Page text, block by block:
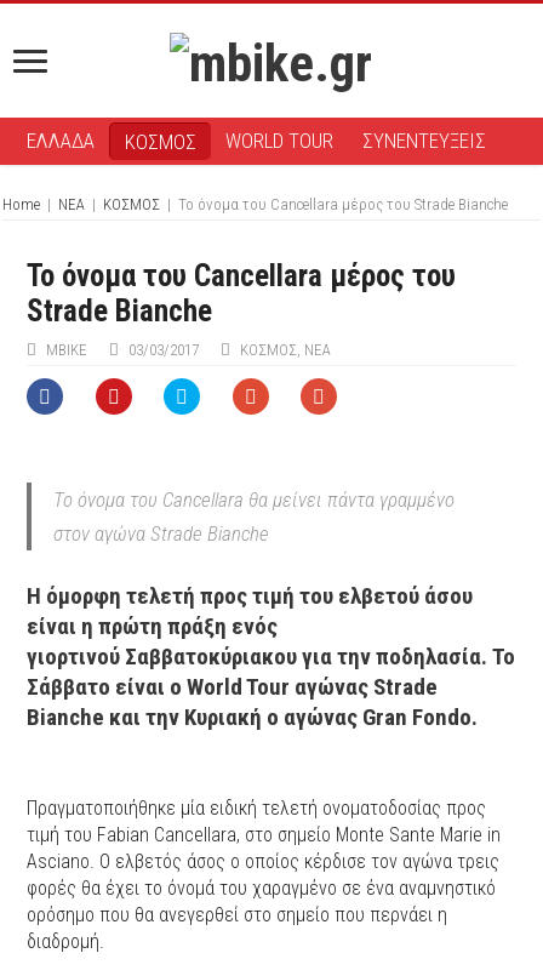
ΕΛΛΑΔΑ ΚΟΣΜΟΣ WORLD TOUR ΣΥΝΕΝΤΕΥΞΕΙΣ
Home | ΝΕΑ | ΚΟΣΜΟΣ | Το όνομα του Cancellara μέρος του Strade Bianche
Το όνομα του Cancellara μέρος του
Strade Bianche
ΜΒIKE 03/03/2017 ΚΟΣΜΟΣ, ΝΕΑ
Το όνομα του Cancellara θα μείνει πάντα γραμμένο
στον αγώνα Strade Bianche
Η όμορφη τελετή προς τιμή του ελβετού άσου
είναι η πρώτη πράξη ενός
γιορτινού Σαββατοκύριακου για την ποδηλασία. Το
Σάββατο είναι ο World Tour αγώνας Strade
Bianche και την Κυριακή ο αγώνας Gran Fondo.
Πραγματοποιήθηκε μία ειδική τελετή ονοματοδοσίας προς
τιμή του Fabian Cancellara, στο σημείο Monte Sante Marie in
Asciano. Ο ελβετός άσος ο οποίος κέρδισε τον αγώνα τρεις
φορές θα έχει το όνομά του χαραγμένο σε ένα αναμνηστικό
ορόσημο που θα ανεγερθεί στο σημείο που περνάει η
διαδρομή.